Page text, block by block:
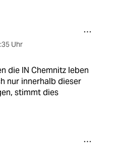
Uhr
die IN Chemnitz leben
nur innerhalb dieser
stimmt dies